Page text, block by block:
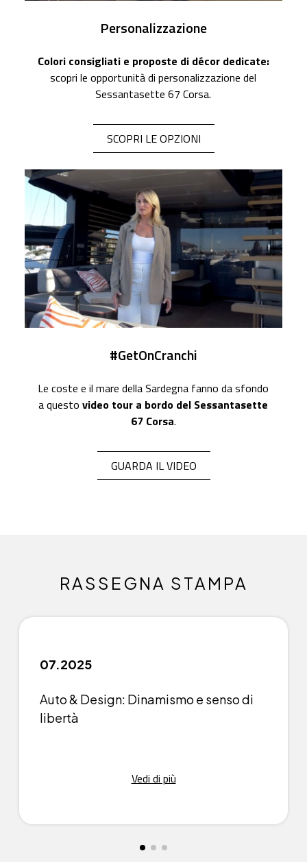
Personalizzazione
Colori consigliati e proposte di décor dedicate:
scopri le opportunità di personalizzazione del
Sessantasette 67 Corsa.
SCOPRI LE OPZIONI
#GetOnCranchi
Le coste e il mare della Sardegna fanno da sfondo
a questovideo tour a bordo del Sessantasette
67 Corsa.
GUARDA IL VIDEO
RASSEGNA STAMPA
07.2025
Auto & Design: Dinamismo e senso di
libertà
Vedi di più